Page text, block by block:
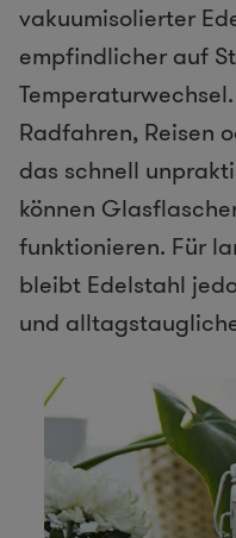
vakuumisolierter
empfindlicher auf
Radfahren, Reisen
das schnell
können
funktionieren. Für
bleibt Edelstahl
und